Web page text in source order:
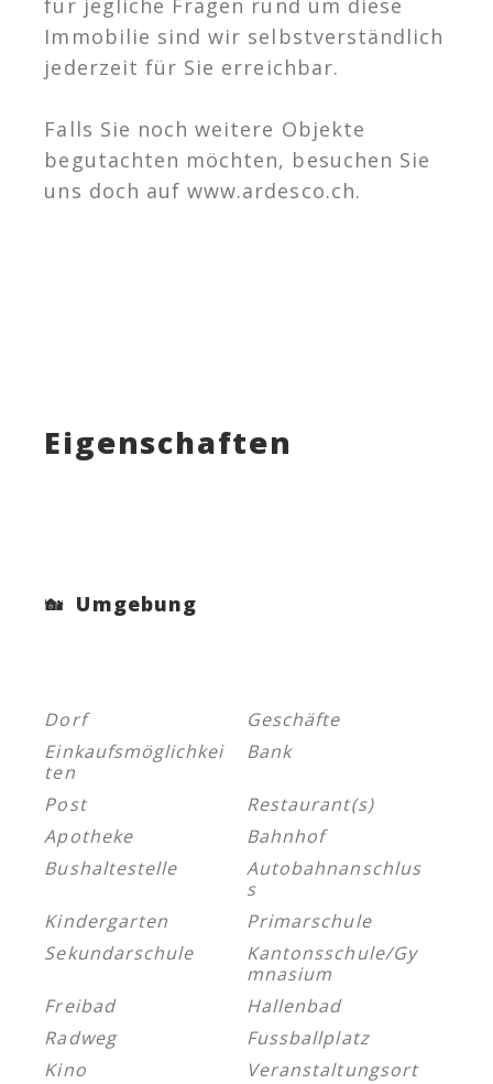
für jegliche Fragen rund um diese
Immobilie sind wir selbstverständlich
jederzeit für Sie erreichbar.
Falls Sie noch weitere Objekte
begutachten möchten, besuchen Sie
uns doch auf www.ardesco.ch.
Eigenschaften
Umgebung
Dorf
Geschäfte
Einkaufsmöglichkei
ten
Bank
Post
Restaurant(s)
Apotheke
Bahnhof
Bushaltestelle
Autobahnanschlus
s
Kindergarten
Primarschule
Sekundarschule
Kantonsschule/Gy
mnasium
Freibad
Hallenbad
Radweg
Fussballplatz
Kino
Veranstaltungsort